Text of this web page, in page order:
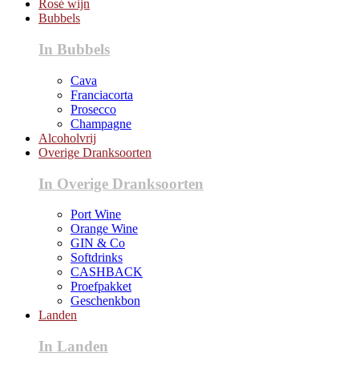
Rosé wijn
Bubbels
In Bubbels
Cava
Franciacorta
Prosecco
Champagne
Alcoholvrij
Overige Dranksoorten
In Overige Dranksoorten
Port Wine
Orange Wine
GIN & Co
Softdrinks
CASHBACK
Proefpakket
Geschenkbon
Landen
In Landen